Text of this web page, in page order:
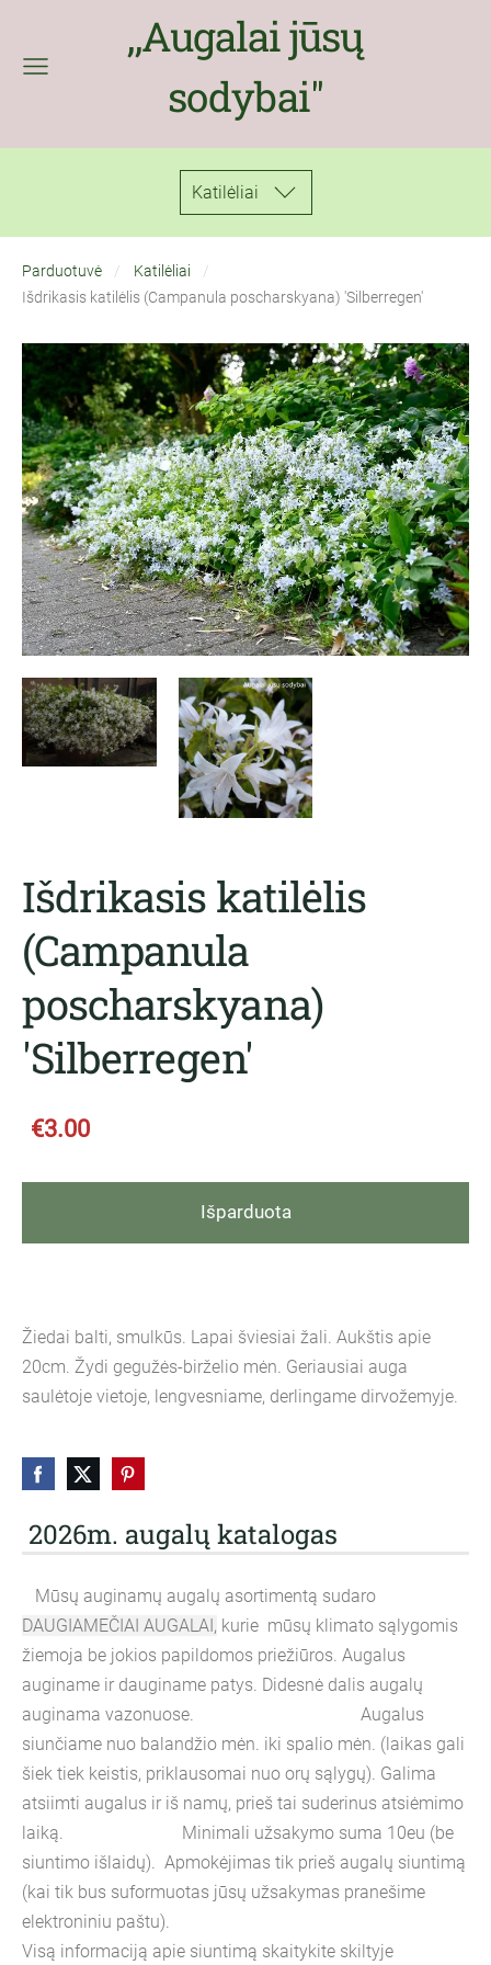
,,Augalai jūsų
sodybai''
Katilėliai
2026m. augalų katalogas
Mūsų auginamų augalų asortimentą sudaro
DAUGIAMEČIAI AUGALAI, kurie mūsų klimato sąlygomis
žiemoja be jokios papildomos priežiūros. Augalus
auginame ir dauginame patys. Didesnė dalis augalų
auginama vazonuose. Augalus
siunčiame nuo balandžio mėn. iki spalio mėn. (laikas gali
šiek tiek keistis, priklausomai nuo orų sąlygų). Galima
atsiimti augalus ir iš namų, prieš tai suderinus atsiėmimo
laiką. Minimali užsakymo suma 10eu (be
siuntimo išlaidų). Apmokėjimas tik prieš augalų siuntimą
(kai tik bus suformuotas jūsų užsakymas pranešime
elektroniniu paštu).
Visą informaciją apie siuntimą skaitykite skiltyje
Parduotuvė
Katilėliai
Išdrikasis katilėlis (Campanula poscharskyana) 'Silberregen'
Išdrikasis katilėlis
(Campanula
poscharskyana)
'Silberregen'
€3.00
Išparduota
Žiedai balti, smulkūs. Lapai šviesiai žali. Aukštis apie
20cm. Žydi gegužės-birželio mėn. Geriausiai auga
saulėtoje vietoje, lengvesniame, derlingame dirvožemyje.